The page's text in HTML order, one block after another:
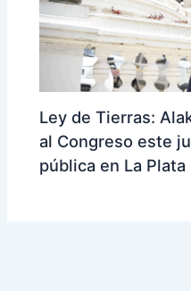
Ley de Tierras:
al Congreso este
pública en La Plata